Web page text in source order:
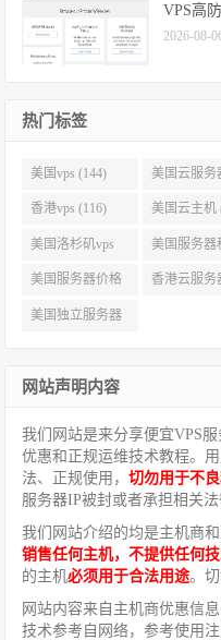
VPS高
2026-08-
热门标签
美国vps (144) 美国云服务
(143)
香港vps (116) 美国云主机
美国洛杉矶vps
(94)
美国服务器
(91)
美国服务器价格
(82)
香港云服务
美国独立服务器
网站声明内容
我们网站是来分享便宜VPS
优惠和正规运维技术教程。
法、正规使用， 切勿用于不
服务器IP被封或者承担相关法
我们网站介绍的均是主机商和
销售任何主机，不提供任何
的主机必须用于合法用途。切
网站内容来自主机商优惠信
技术参考自网络，参考使用